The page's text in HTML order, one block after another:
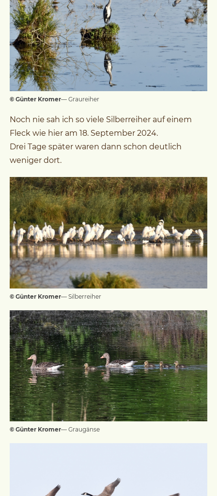
© Günter Kromer— Graureiher
Noch nie sah ich so viele Silberreiher auf einem
Fleck wie hier am 18. September 2024.
Drei Tage später waren dann schon deutlich
weniger dort.
© Günter Kromer— Silberreiher
© Günter Kromer— Graugänse